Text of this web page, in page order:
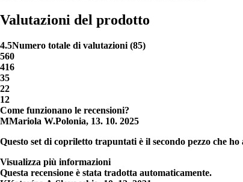
Valutazioni del prodotto
4.5Numero totale di valutazioni (85)
560
416
35
22
12
Come funzionano le recensioni?
MMariola W.Polonia, 13. 10. 2025
Questo set di copriletto trapuntati è il secondo pezzo che
Visualizza più informazioni
Questa recensione è stata tradotta automaticamente.